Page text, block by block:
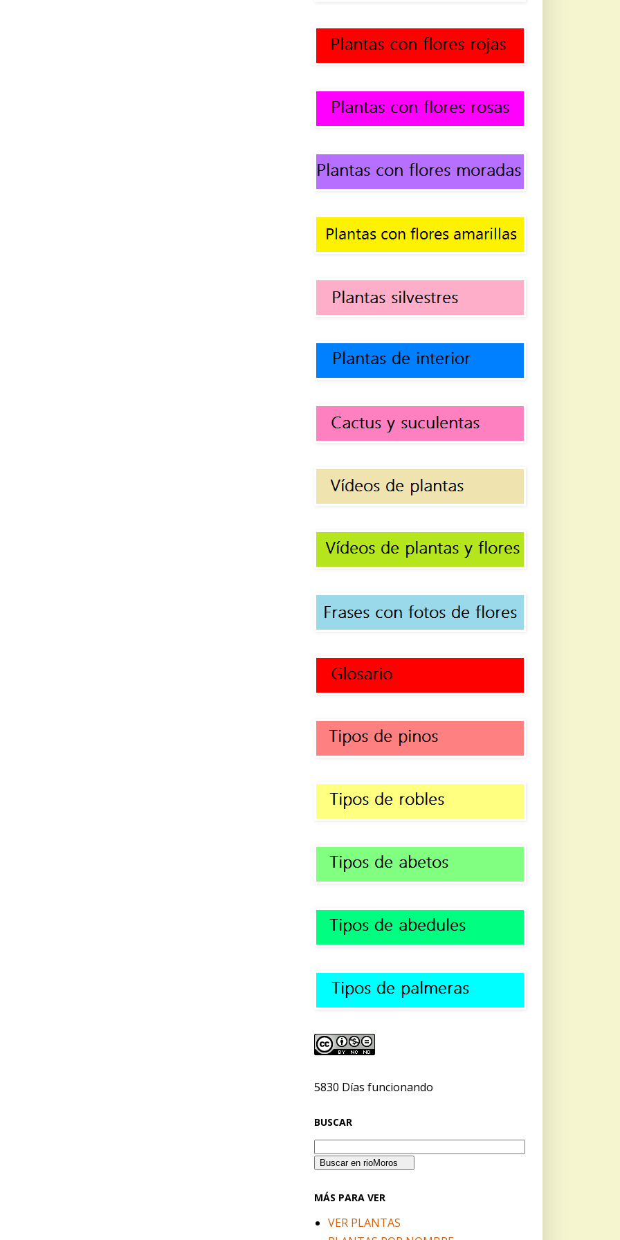
5830 Días funcionando
BUSCAR
MÁS PARA VER
VER PLANTAS